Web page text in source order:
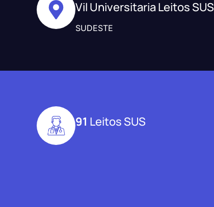
Vil Universitaria Leitos SUS
SUDESTE
91 Leitos SUS